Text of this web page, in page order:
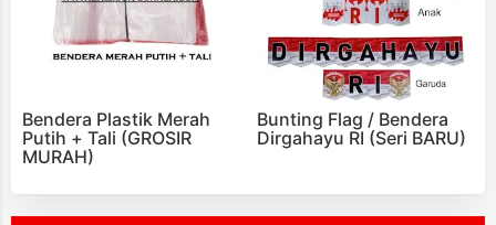
Bendera Plastik Merah
Putih + Tali (GROSIR
MURAH)
Bunting Flag / Bendera
Dirgahayu RI (Seri BARU)